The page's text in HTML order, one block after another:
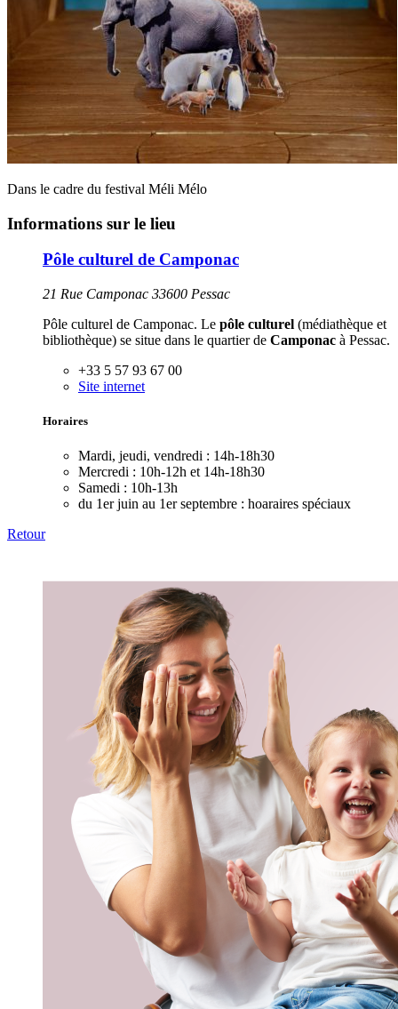
Dans le cadre du festival Méli Mélo
Informations sur le lieu
Pôle culturel de Camponac
21 Rue Camponac 33600 Pessac
Pôle culturel de Camponac. Le pôle culturel (médiathèque et
bibliothèque) se situe dans le quartier de Camponac à Pessac.
+33 5 57 93 67 00
Site internet
Horaires
Mardi, jeudi, vendredi : 14h-18h30
Mercredi : 10h-12h et 14h-18h30
Samedi : 10h-13h
du 1er juin au 1er septembre : hoaraires spéciaux
Retour